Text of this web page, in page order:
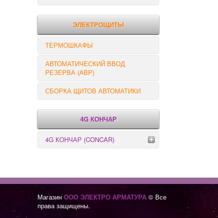
РЕЛЕ КОНТРОЛЯ
ЭЛЕКТРОЩИТЫ
ТЕРМОШКАФЫ
АВТОМАТИЧЕСКИЙ ВВОД
РЕЗЕРВА (АВР)
СБОРКА ЩИТОВ АВТОМАТИКИ
4G КОНЧАР
4G КОНЧАР (CONCAR)
Магазин ООО ЭЛЕКТРО АРМАТУРА © Все
права защищены.